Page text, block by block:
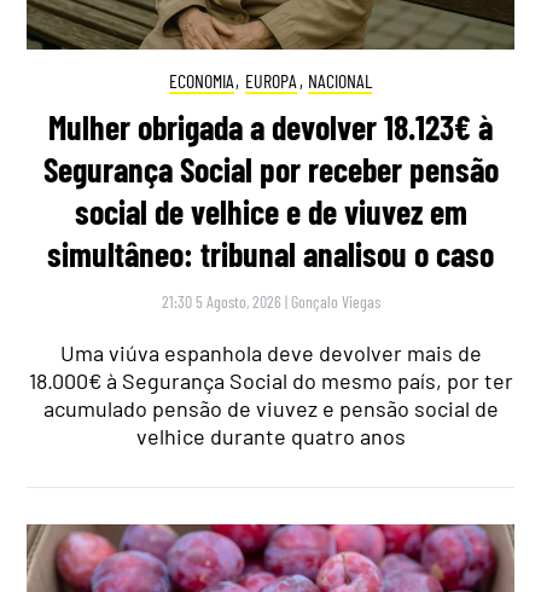
ECONOMIA, EUROPA , NACIONAL
Mulher obrigada a devolver 18.123€ à
Segurança Social por receber pensão
social de velhice e de viuvez em
simultâneo: tribunal analisou o caso
21:30 5 Agosto, 2026 | Gonçalo Viegas
Uma viúva espanhola deve devolver mais de
18.000€ à Segurança Social do mesmo país, por ter
acumulado pensão de viuvez e pensão social de
velhice durante quatro anos